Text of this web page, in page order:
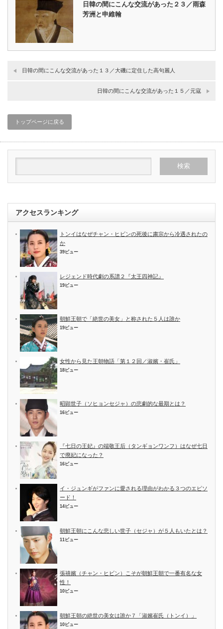
日韓の間にこんな交流があった２３／雨森
芳洲と申維翰
日韓の間にこんな交流があった１３／大磯に定住した高句麗人
日韓の間にこんな交流があった１５／元寇
トップページに戻る
アクセスランキング
トンイはなぜチャン・ヒビンの死後に粛宗から冷遇されたの
か
39ビュー
レジェンド時代劇の系譜２『太王四神記』
19ビュー
朝鮮王朝で「絶世の美女」と称された５人は誰か
19ビュー
女性から見た王朝物語「第１２回／淑嬪・崔氏」
18ビュー
昭顕世子（ソヒョンセジャ）の悲劇的な最期とは？
16ビュー
『七日の王妃』の端敬王后（タンギョンワンフ）はなぜ七日
で廃妃になった？
16ビュー
イ・ジュンギがファンに愛される理由がわかる３つのエピソ
ード！
14ビュー
朝鮮王朝にこんな悲しい世子（セジャ）が５人もいたとは？
11ビュー
張禧嬪（チャン・ヒビン）こそが朝鮮王朝で一番有名な女
性！
10ビュー
朝鮮王朝の絶世の美女は誰か７「淑嬪崔氏（トンイ）」
10ビュー